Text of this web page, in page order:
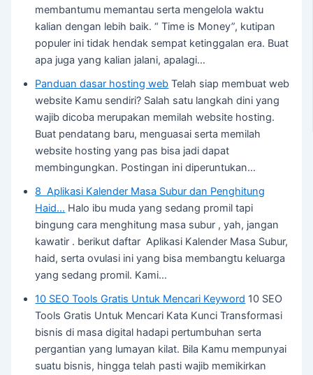
membantumu memantau serta mengelola waktu
kalian dengan lebih baik. “ Time is Money”, kutipan
populer ini tidak hendak sempat ketinggalan era. Buat
apa juga yang kalian jalani, apalagi…
Panduan dasar hosting web Telah siap membuat web
website Kamu sendiri? Salah satu langkah dini yang
wajib dicoba merupakan memilah website hosting.
Buat pendatang baru, menguasai serta memilah
website hosting yang pas bisa jadi dapat
membingungkan. Postingan ini diperuntukan…
8 Aplikasi Kalender Masa Subur dan Penghitung
Haid… Halo ibu muda yang sedang promil tapi
bingung cara menghitung masa subur , yah, jangan
kawatir . berikut daftar Aplikasi Kalender Masa Subur,
haid, serta ovulasi ini yang bisa membangtu keluarga
yang sedang promil. Kami…
10 SEO Tools Gratis Untuk Mencari Keyword 10 SEO
Tools Gratis Untuk Mencari Kata Kunci Transformasi
bisnis di masa digital hadapi pertumbuhan serta
pergantian yang lumayan kilat. Bila Kamu mempunyai
suatu bisnis, hingga telah pasti wajib memikirkan